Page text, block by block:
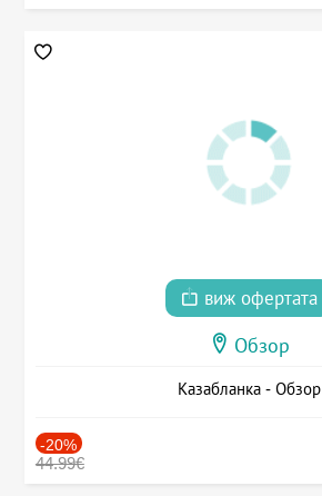
виж офертата
Обзор
Казабланка - Обзор
-20%
44.99€